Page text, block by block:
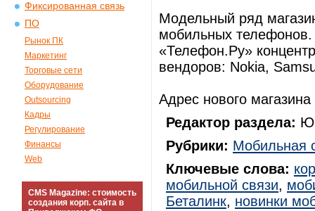
Фиксированная связь
ПО
Рынок ПК
Маркетинг
Торговые сети
Оборудование
Outsourcing
Кадры
Регулирование
Финансы
Web
CMS Magazine: стоимость
создания корп. сайта в
Модельный ряд
мобильных телефонов.
«Телефон.Ру»
вендоров: Nokia,
Адрес нового
Редактор раздела:
Рубрики: Мобильная
Ключевые слова:
мобильной связи,
Беталинк, новинки